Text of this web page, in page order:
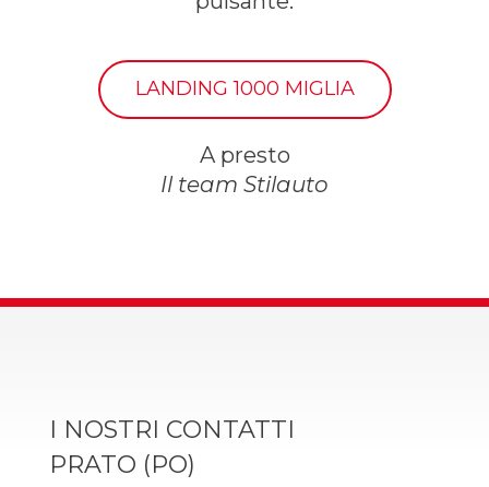
LANDING 1000 MIGLIA
A presto
Il team Stilauto
I NOSTRI CONTATTI
PRATO (PO)